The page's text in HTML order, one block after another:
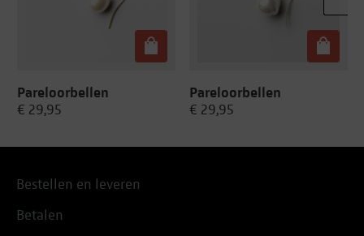
Pareloorbellen
€ 29,95
Pareloorbellen
€ 29,95
Bestellen en leveren
Betalen